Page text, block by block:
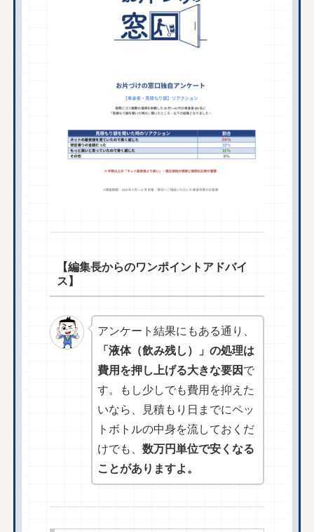
【編集長からのワンポイントアドバイ
ス】
アンケート結果にもある通り、
「液体（飲み残し）」の処理は
費用を押し上げる大きな要因 で
す。もし少しでも費用を抑えた
いなら、見積もり日までにペッ
トボトルの中身を流しておくだ
けでも、数万円単位で安くなる
ことがありますよ。